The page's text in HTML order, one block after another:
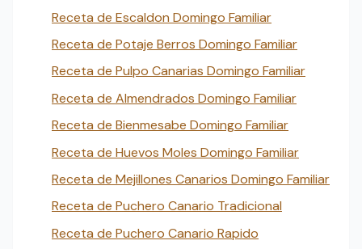
Receta de Escaldon Domingo Familiar
Receta de Potaje Berros Domingo Familiar
Receta de Pulpo Canarias Domingo Familiar
Receta de Almendrados Domingo Familiar
Receta de Bienmesabe Domingo Familiar
Receta de Huevos Moles Domingo Familiar
Receta de Mejillones Canarios Domingo Familiar
Receta de Puchero Canario Tradicional
Receta de Puchero Canario Rapido